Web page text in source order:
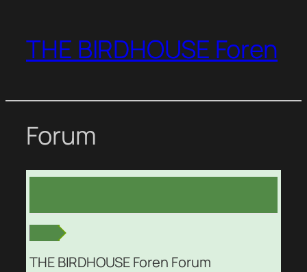
springen
THE BIRDHOUSE Foren
Forum
THE BIRDHOUSE Foren Forum